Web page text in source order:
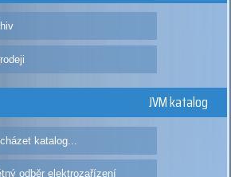
JVM katalog
katalog...
odběr elektrozařízení